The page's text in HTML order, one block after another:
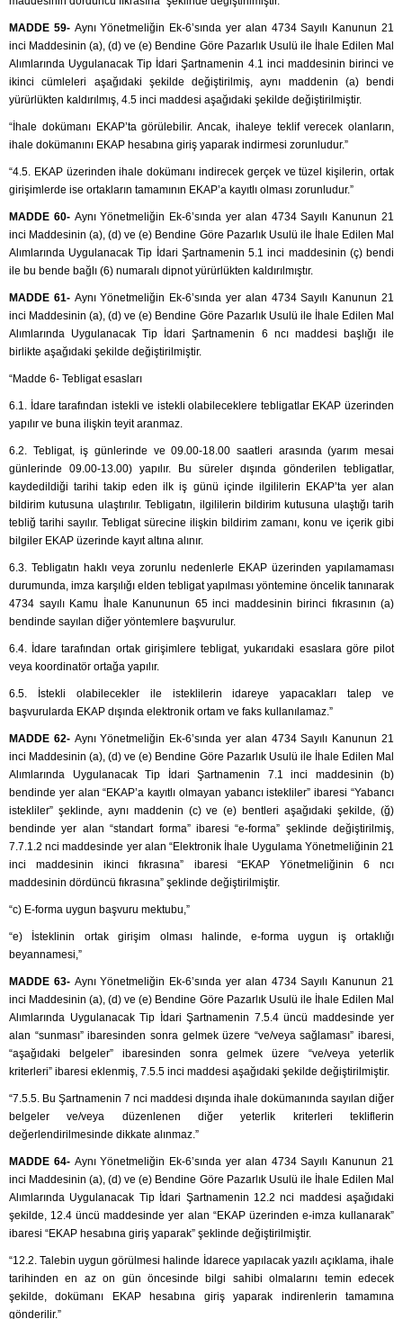
MADDE 59- Aynı Yönetmeliğin Ek-6’sında yer alan 4734 Sayılı Kanunun 21
inci Maddesinin (a), (d) ve (e) Bendine Göre Pazarlık Usulü ile İhale Edilen Mal
Alımlarında Uygulanacak Tip İdari Şartnamenin 4.1 inci maddesinin birinci ve
ikinci cümleleri aşağıdaki şekilde değiştirilmiş, aynı maddenin (a) bendi
yürürlükten kaldırılmış, 4.5 inci maddesi aşağıdaki şekilde değiştirilmiştir.
“İhale dokümanı EKAP’ta görülebilir. Ancak, ihaleye teklif verecek olanların,
ihale dokümanını EKAP hesabına giriş yaparak indirmesi zorunludur.”
“4.5. EKAP üzerinden ihale dokümanı indirecek gerçek ve tüzel kişilerin, ortak
girişimlerde ise ortakların tamamının EKAP’a kayıtlı olması zorunludur.”
MADDE 60- Aynı Yönetmeliğin Ek-6’sında yer alan 4734 Sayılı Kanunun 21
inci Maddesinin (a), (d) ve (e) Bendine Göre Pazarlık Usulü ile İhale Edilen Mal
Alımlarında Uygulanacak Tip İdari Şartnamenin 5.1 inci maddesinin (ç) bendi
ile bu bende bağlı (6) numaralı dipnot yürürlükten kaldırılmıştır.
MADDE 61- Aynı Yönetmeliğin Ek-6’sında yer alan 4734 Sayılı Kanunun 21
inci Maddesinin (a), (d) ve (e) Bendine Göre Pazarlık Usulü ile İhale Edilen Mal
Alımlarında Uygulanacak Tip İdari Şartnamenin 6 ncı maddesi başlığı ile
birlikte aşağıdaki şekilde değiştirilmiştir.
“Madde 6- Tebligat esasları
6.1. İdare tarafından istekli ve istekli olabileceklere tebligatlar EKAP üzerinden
yapılır ve buna ilişkin teyit aranmaz.
6.2. Tebligat, iş günlerinde ve 09.00-18.00 saatleri arasında (yarım mesai
günlerinde 09.00-13.00) yapılır. Bu süreler dışında gönderilen tebligatlar,
kaydedildiği tarihi takip eden ilk iş günü içinde ilgililerin EKAP’ta yer alan
bildirim kutusuna ulaştırılır. Tebligatın, ilgililerin bildirim kutusuna ulaştığı tarih
tebliğ tarihi sayılır. Tebligat sürecine ilişkin bildirim zamanı, konu ve içerik gibi
bilgiler EKAP üzerinde kayıt altına alınır.
6.3. Tebligatın haklı veya zorunlu nedenlerle EKAP üzerinden yapılamaması
durumunda, imza karşılığı elden tebligat yapılması yöntemine öncelik tanınarak
4734 sayılı Kamu İhale Kanununun 65 inci maddesinin birinci fıkrasının (a)
bendinde sayılan diğer yöntemlere başvurulur.
6.4. İdare tarafından ortak girişimlere tebligat, yukarıdaki esaslara göre pilot
veya koordinatör ortağa yapılır.
6.5. İstekli olabilecekler ile isteklilerin idareye yapacakları talep ve
başvurularda EKAP dışında elektronik ortam ve faks kullanılamaz.”
MADDE 62- Aynı Yönetmeliğin Ek-6’sında yer alan 4734 Sayılı Kanunun 21
inci Maddesinin (a), (d) ve (e) Bendine Göre Pazarlık Usulü ile İhale Edilen Mal
Alımlarında Uygulanacak Tip İdari Şartnamenin 7.1 inci maddesinin (b)
bendinde yer alan “EKAP’a kayıtlı olmayan yabancı istekliler” ibaresi “Yabancı
istekliler” şeklinde, aynı maddenin (c) ve (e) bentleri aşağıdaki şekilde, (ğ)
bendinde yer alan “standart forma” ibaresi “e-forma” şeklinde değiştirilmiş,
7.7.1.2 nci maddesinde yer alan “Elektronik İhale Uygulama Yönetmeliğinin 21
inci maddesinin ikinci fıkrasına” ibaresi “EKAP Yönetmeliğinin 6 ncı
maddesinin dördüncü fıkrasına” şeklinde değiştirilmiştir.
“c) E-forma uygun başvuru mektubu,”
“e) İsteklinin ortak girişim olması halinde, e-forma uygun iş ortaklığı
beyannamesi,”
MADDE 63- Aynı Yönetmeliğin Ek-6’sında yer alan 4734 Sayılı Kanunun 21
inci Maddesinin (a), (d) ve (e) Bendine Göre Pazarlık Usulü ile İhale Edilen Mal
Alımlarında Uygulanacak Tip İdari Şartnamenin 7.5.4 üncü maddesinde yer
alan “sunması” ibaresinden sonra gelmek üzere “ve/veya sağlaması” ibaresi,
“aşağıdaki belgeler” ibaresinden sonra gelmek üzere “ve/veya yeterlik
kriterleri” ibaresi eklenmiş, 7.5.5 inci maddesi aşağıdaki şekilde değiştirilmiştir.
“7.5.5. Bu Şartnamenin 7 nci maddesi dışında ihale dokümanında sayılan diğer
belgeler ve/veya düzenlenen diğer yeterlik kriterleri tekliflerin
değerlendirilmesinde dikkate alınmaz.”
MADDE 64- Aynı Yönetmeliğin Ek-6’sında yer alan 4734 Sayılı Kanunun 21
inci Maddesinin (a), (d) ve (e) Bendine Göre Pazarlık Usulü ile İhale Edilen Mal
Alımlarında Uygulanacak Tip İdari Şartnamenin 12.2 nci maddesi aşağıdaki
şekilde, 12.4 üncü maddesinde yer alan “EKAP üzerinden e-imza kullanarak”
ibaresi “EKAP hesabına giriş yaparak” şeklinde değiştirilmiştir.
“12.2. Talebin uygun görülmesi halinde İdarece yapılacak yazılı açıklama, ihale
tarihinden en az on gün öncesinde bilgi sahibi olmalarını temin edecek
şekilde, dokümanı EKAP hesabına giriş yaparak indirenlerin tamamına
gönderilir.”